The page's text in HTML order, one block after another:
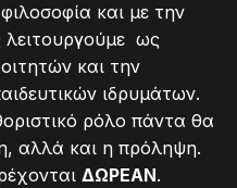
και με την
λειτουργούμε ως
και την
ιδρυμάτων.
ρόλο πάντα θα
αλλά και η πρόληψη.
ΔΩΡΕΑΝ.